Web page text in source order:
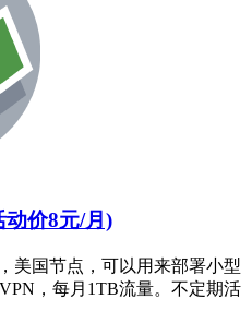
价8元/月)
美国节点，可以用来部署小型
，每月1TB流量。不定期活